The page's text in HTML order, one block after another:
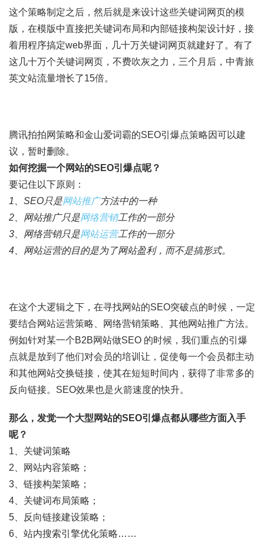
这个策略制定之后，然后就是来设计这些关键词网页的模
版，在模版中直接把关键词布局和内部链接构架设计好，接
着用程序搞定web界面，几十万关键词网页就建好了。有了
这几十万个关键词网页，不费吹灰之力，三个月后，中青旅
英文站流量增长了15倍。
腾讯拍拍网策略和金山爱词霸的SEO引爆点策略因可以建
议，暂时删除。
如何挖掘一个网站的SEO引爆点呢？
要记住以下原则：
1 、 SEO只是网站推广方法中的一种
2、网站推广只是网络营销工作的一部分
3、网络营销只是网站运营工作的一部分
4、网站运营的目的是为了网站盈利，而不是搞形式。
在这个大逻辑之下，在寻找网站的SEO突破点的时候，一定
要结合网站运营策略、网络营销策略、其他网站推广方法。
例如针对某一个B2B网站做SEO 的时候，我们重点的引爆
点就是放到了他们对会员的培训让，促使每一个会员都主动
和其他网站交换链接，使其在短短时间内，获得了非常多的
反向链接。SEO效果也是火箭速度的快升。
那么，发觉一个大型网站的SEO引爆点都从哪些方面入手
呢？
1、关键词策略
2、网站内容策略；
3、链接构架策略；
4、关键词布局策略；
5、反向链接建设策略；
6、站内搜索引擎优化策略……